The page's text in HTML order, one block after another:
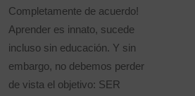
Completamente de acuerdo!
Aprender es innato, sucede
incluso sin educación. Y sin
embargo, no debemos perder
de vista el objetivo: SER